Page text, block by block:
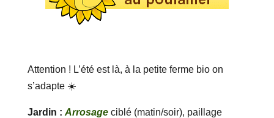
Attention ! L’été est là, à la petite ferme bio on
s’adapte ☀️
Jardin : Arrosageciblé (matin/soir), paillage